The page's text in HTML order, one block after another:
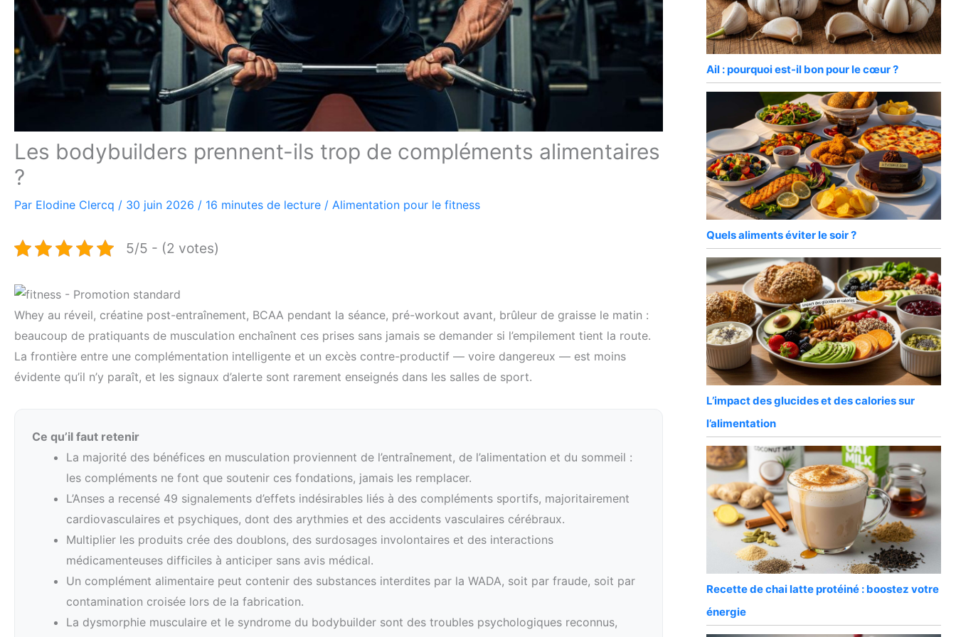
Les bodybuilders prennent-ils trop de compléments alimentaires
?
Par Elodine Clercq / 30 juin 2026 / 16 minutes de lecture / Alimentation pour le fitness
5/5 - (2 votes)
Whey au réveil, créatine post-entraînement, BCAA pendant la séance, pré-workout avant, brûleur de graisse le matin :
beaucoup de pratiquants de musculation enchaînent ces prises sans jamais se demander si l’empilement tient la route.
La frontière entre une complémentation intelligente et un excès contre-productif — voire dangereux — est moins
évidente qu’il n’y paraît, et les signaux d’alerte sont rarement enseignés dans les salles de sport.
Ce qu’il faut retenir
La majorité des bénéfices en musculation proviennent de l’entraînement, de l’alimentation et du sommeil :
les compléments ne font que soutenir ces fondations, jamais les remplacer.
L’Anses a recensé 49 signalements d’effets indésirables liés à des compléments sportifs, majoritairement
cardiovasculaires et psychiques, dont des arythmies et des accidents vasculaires cérébraux.
Multiplier les produits crée des doublons, des surdosages involontaires et des interactions
médicamenteuses difficiles à anticiper sans avis médical.
Un complément alimentaire peut contenir des substances interdites par la WADA, soit par fraude, soit par
contamination croisée lors de la fabrication.
La dysmorphie musculaire et le syndrome du bodybuilder sont des troubles psychologiques reconnus,
Ail : pourquoi est-il bon pour le cœur ?
Quels aliments éviter le soir ?
L’impact des glucides et des calories sur
l’alimentation
Recette de chai latte protéiné : boostez votre
énergie